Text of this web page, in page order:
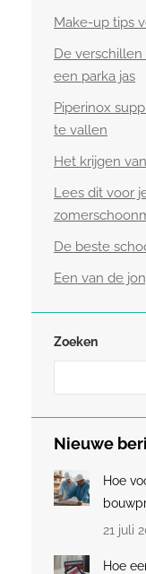
Make-up tips
De
een parka jas
Piperinox
te vallen
Het krijgen
Lees dit voor
De beste
Een van de
Zoeken
Nieuwe
Hoe
21 juli
Hoe